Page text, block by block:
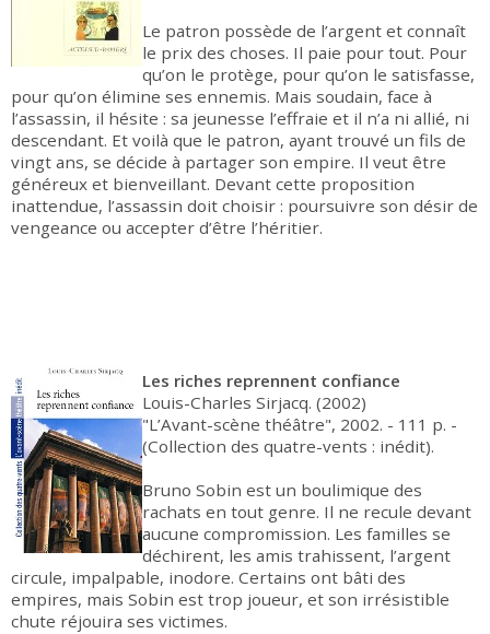
Le patron possède de l’argent et connaît
le prix des choses. Il paie pour tout. Pour
qu’on le protège, pour qu’on le satisfasse,
pour qu’on élimine ses ennemis. Mais soudain, face à
l’assassin, il hésite : sa jeunesse l’effraie et il n’a ni allié, ni
descendant. Et voilà que le patron, ayant trouvé un fils de
vingt ans, se décide à partager son empire. Il veut être
généreux et bienveillant. Devant cette proposition
inattendue, l’assassin doit choisir : poursuivre son désir de
vengeance ou accepter d’être l’héritier.
Les riches reprennent confiance
Louis-Charles Sirjacq. (2002)
"L’Avant-scène théâtre", 2002. - 111 p. -
(Collection des quatre-vents : inédit).
Bruno Sobin est un boulimique des
rachats en tout genre. Il ne recule devant
aucune compromission. Les familles se
déchirent, les amis trahissent, l’argent
circule, impalpable, inodore. Certains ont bâti des
empires, mais Sobin est trop joueur, et son irrésistible
chute réjouira ses victimes.